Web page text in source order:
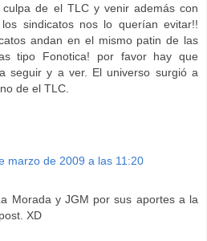
de el TLC y venir además con
sindicatos nos lo querían evitar!!
andan en el mismo patin de las
tipo Fonotica! por favor hay que
seguir y a ver. El universo surgió a
de el TLC.
marzo de 2009 a las 11:20
Morada y JGM por sus aportes a la
XD